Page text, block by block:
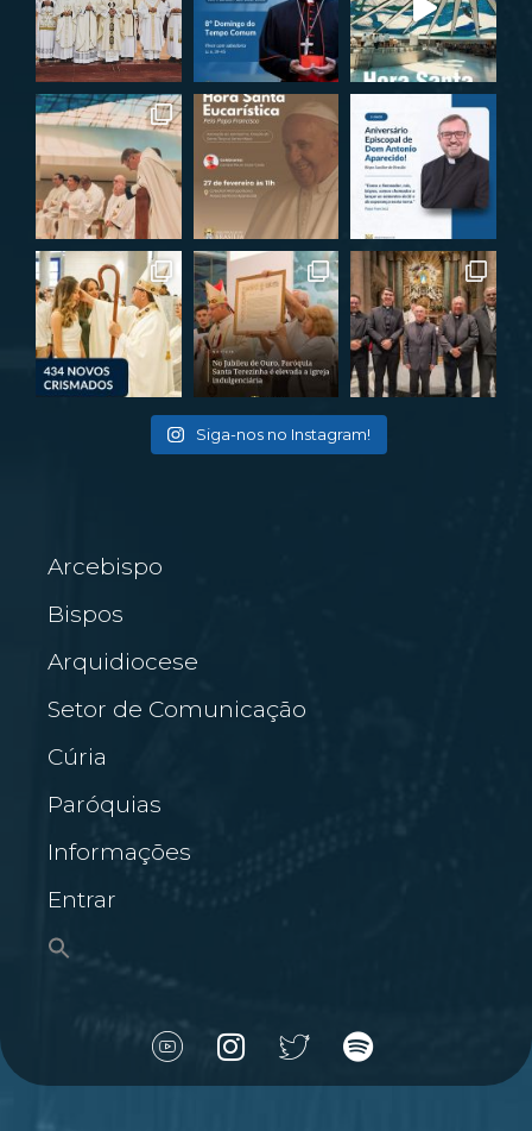
Siga-nos no Instagram!
Arcebispo
Bispos
Arquidiocese
Setor de Comunicação
Cúria
Paróquias
Informações
Entrar